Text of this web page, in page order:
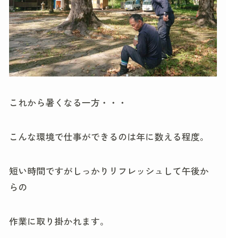
これから暑くなる一方・・・
こんな環境で仕事ができるのは年に数える程度。
短い時間ですがしっかりリフレッシュして午後か
らの
作業に取り掛かれます。